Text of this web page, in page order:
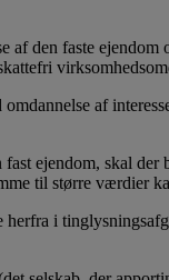
af den faste
af
ejendom, skal
til større værdier
i